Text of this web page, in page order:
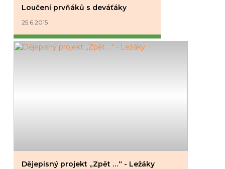
Loučení prvňáků s deváťáky
25.6.2015
Dějepisný projekt „Zpět …“ - Ležáky